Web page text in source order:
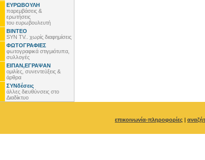
ΕΥΡΩΒΟΥΛΗ
παρεμβάσεις &
ερωτήσεις
του ευρωβουλευτή
ΒΙΝΤΕΟ
SYN TV.. χωρίς διαφημίσεις
ΦΩΤΟΓΡΑΦΙΕΣ
φωτογραφικά στιγμιότυπα,
συλλογές
ΕΙΠΑΝ,ΕΓΡΑΨΑΝ
ομιλίες, συνεντεύξεις &
άρθρα
ΣΥΝδέσεις
άλλες διευθύνσεις στο
Διαδίκτυο
επικοινωνία-πληροφορίες |